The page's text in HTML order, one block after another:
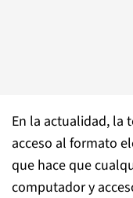
En la actualidad, la
acceso al formato
que hace que
computador y